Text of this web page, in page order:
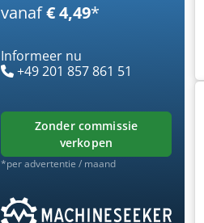
vanaf€ 4,49*
Informeer nu
+49 201 857 861 51
zonder commissie
verkopen
*per advertentie / maand